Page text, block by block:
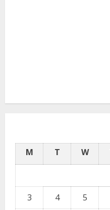
M T W
3
4 5